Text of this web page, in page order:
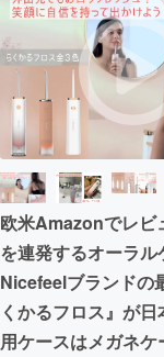
テクノ
映像・
ビジ
まち
CAMPFIRE
欧米Amazonでレビ
を連発するオーラル
Nicefeelブランドの
くかるフロス』が
用ケースはメガネケ